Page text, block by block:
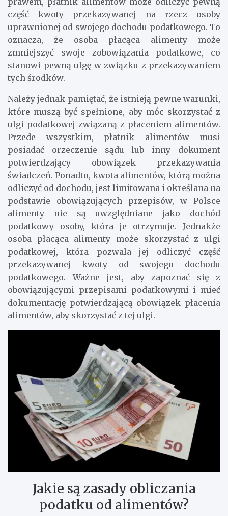
część kwoty przekazywanej na rzecz osoby
uprawnionej od swojego dochodu podatkowego. To
oznacza, że osoba płacąca alimenty może
zmniejszyć swoje zobowiązania podatkowe, co
stanowi pewną ulgę w związku z przekazywaniem
tych środków.
Należy jednak pamiętać, że istnieją pewne warunki,
które muszą być spełnione, aby móc skorzystać z
ulgi podatkowej związaną z płaceniem alimentów.
Przede wszystkim, płatnik alimentów musi
posiadać orzeczenie sądu lub inny dokument
potwierdzający obowiązek przekazywania
świadczeń. Ponadto, kwota alimentów, którą można
odliczyć od dochodu, jest limitowana i określana na
podstawie obowiązujących przepisów, w Polsce
alimenty nie są uwzględniane jako dochód
podatkowy osoby, która je otrzymuje. Jednakże
osoba płacąca alimenty może skorzystać z ulgi
podatkowej, która pozwala jej odliczyć część
przekazywanej kwoty od swojego dochodu
podatkowego. Ważne jest, aby zapoznać się z
obowiązującymi przepisami podatkowymi i mieć
dokumentację potwierdzającą obowiązek płacenia
alimentów, aby skorzystać z tej ulgi.
Jakie są zasady obliczania
podatku od alimentów?